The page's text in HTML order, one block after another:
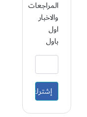
المراجعات
والاخبار
اول
باول